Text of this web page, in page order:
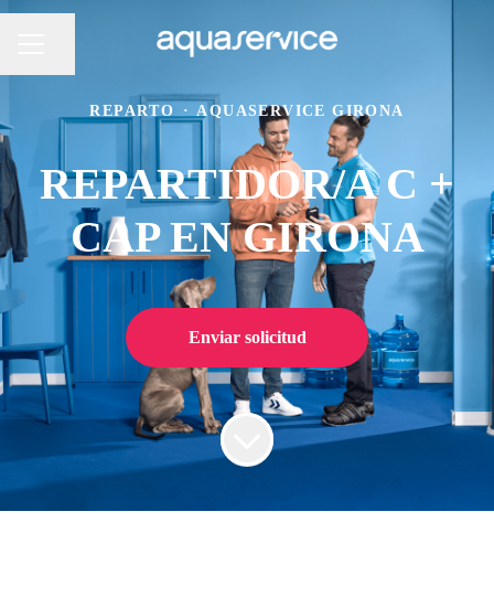
Compartir página
REPARTO · AQUASERVICE GIRONA
REPARTIDOR/A C +
CAP EN GIRONA
Enviar solicitud